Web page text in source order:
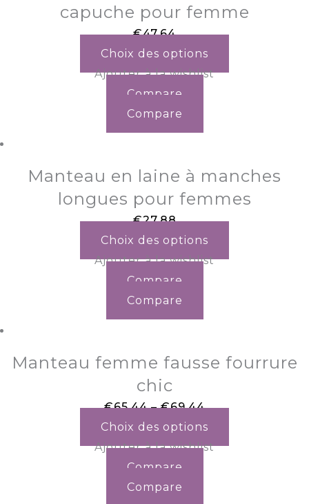
capuche pour femme
€47.64
Choix des options
Ajouter à la wishlist
Compare
Compare
Manteau en laine à manches
longues pour femmes
€27.88
Choix des options
Ajouter à la wishlist
Compare
Compare
Manteau femme fausse fourrure
chic
€65.44–€69.44
Choix des options
Ajouter à la wishlist
Compare
Compare